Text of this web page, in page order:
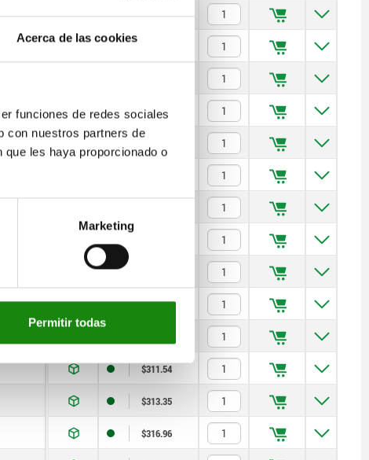
Acerca de las cookies
funciones de redes sociales
con nuestros partners de
les haya proporcionado o
Marketing
Permitir todas
$262.78
$274.51
$307.33
$311.54
$313.35
$316.96